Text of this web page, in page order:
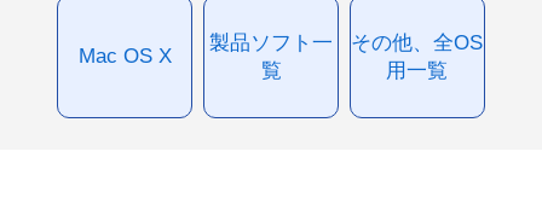
Mac OS X
製品ソフト一
覧
その他、全OS
用一覧